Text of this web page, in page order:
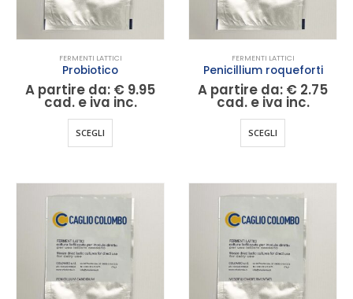
nella
pagina
del
prodotto
nella
pagina
del
prodotto
FERMENTI LATTICI
Probiotico
A partire da: € 9.95
cad. e iva inc.
SCEGLI
prodotto
varianti.
Le
opzioni
possono
essere
scelte
FERMENTI LATTICI
Penicillium roqueforti
A partire da: € 2.75
cad. e iva inc.
SCEGLI
prodotto
varianti.
Le
opzioni
possono
essere
scelte